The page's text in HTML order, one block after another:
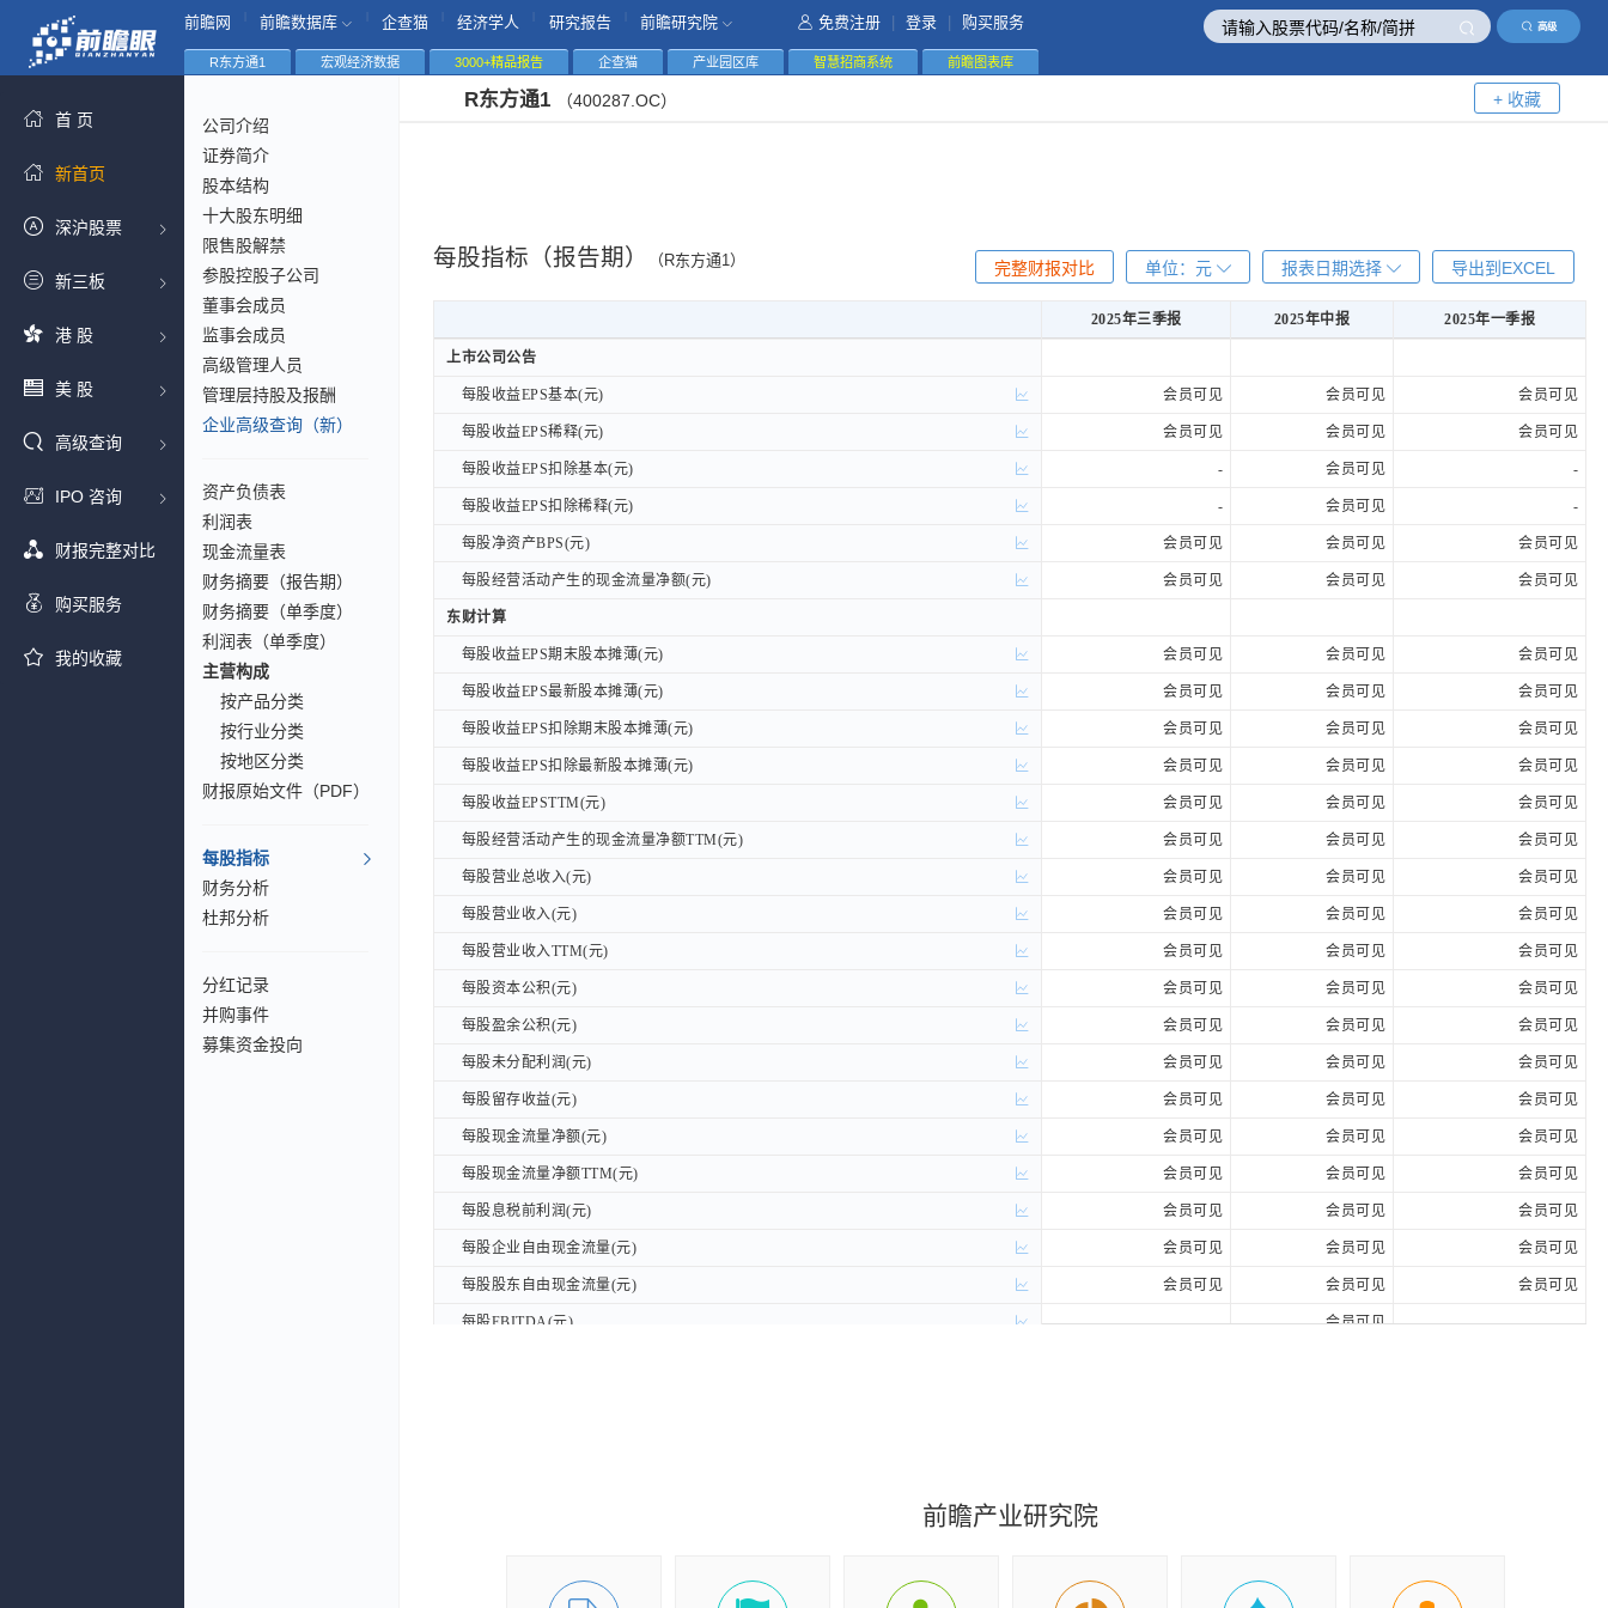
高级
前瞻网 前瞻数据库 企查猫 经济学人 研究报告 前瞻研究院 免费注册 登录 购买服务
首 页
新首页
深沪股票
新三板
港 股
美 股
高级查询
IPO 咨询
财报完整对比
购买服务
我的收藏
R东方通1 宏观经济数据 3000+精品报告 企查猫 产业园区库 智慧招商系统 前瞻图表库
公司介绍
证券简介
股本结构
十大股东明细
限售股解禁
参股控股子公司
董事会成员
监事会成员
高级管理人员
管理层持股及报酬
企业高级查询（新）
资产负债表
利润表
现金流量表
财务摘要（报告期）
财务摘要（单季度）
利润表（单季度）
主营构成
按产品分类
按行业分类
按地区分类
财报原始文件（PDF）
每股指标
财务分析
杜邦分析
分红记录
并购事件
募集资金投向
R东方通1 （400287.OC） + 收藏
每股指标（报告期） （R东方通1） 导出到EXCEL
报表日期选择
单位： 元
完整财报对比
2025年三季报 2025年中报
2025年一季报
上市公司公告
每股收益EPS基本(元) 会员可见 会员可见 会员可见
每股收益EPS稀释(元) 会员可见 会员可见 会员可见
每股收益EPS扣除基本(元) - 会员可见 -
每股收益EPS扣除稀释(元) - 会员可见 -
每股净资产BPS(元) 会员可见 会员可见 会员可见
每股经营活动产生的现金流量净额(元) 会员可见 会员可见 会员可见
东财计算
每股收益EPS期末股本摊薄(元) 会员可见 会员可见 会员可见
每股收益EPS最新股本摊薄(元) 会员可见 会员可见 会员可见
每股收益EPS扣除期末股本摊薄(元) 会员可见 会员可见 会员可见
每股收益EPS扣除最新股本摊薄(元) 会员可见 会员可见 会员可见
每股收益EPSTTM(元) 会员可见 会员可见 会员可见
每股经营活动产生的现金流量净额TTM(元) 会员可见 会员可见 会员可见
每股营业总收入(元) 会员可见 会员可见 会员可见
每股营业收入(元) 会员可见 会员可见 会员可见
每股营业收入TTM(元) 会员可见 会员可见 会员可见
每股资本公积(元) 会员可见 会员可见 会员可见
每股盈余公积(元) 会员可见 会员可见 会员可见
每股未分配利润(元) 会员可见 会员可见 会员可见
每股留存收益(元) 会员可见 会员可见 会员可见
每股现金流量净额(元) 会员可见 会员可见 会员可见
每股现金流量净额TTM(元) 会员可见 会员可见 会员可见
每股息税前利润(元) 会员可见 会员可见 会员可见
每股企业自由现金流量(元) 会员可见 会员可见 会员可见
每股股东自由现金流量(元) 会员可见 会员可见 会员可见
每股EBITDA(元) - 会员可见 -
上市公司公告
每股收益EPS基本(元)
每股收益EPS稀释(元)
每股收益EPS扣除基本(元)
每股收益EPS扣除稀释(元)
每股净资产BPS(元)
每股经营活动产生的现金流量净额(元)
东财计算
每股收益EPS期末股本摊薄(元)
每股收益EPS最新股本摊薄(元)
每股收益EPS扣除期末股本摊薄(元)
每股收益EPS扣除最新股本摊薄(元)
每股收益EPSTTM(元)
每股经营活动产生的现金流量净额TTM(元)
每股营业总收入(元)
每股营业收入(元)
每股营业收入TTM(元)
每股资本公积(元)
每股盈余公积(元)
每股未分配利润(元)
每股留存收益(元)
每股现金流量净额(元)
每股现金流量净额TTM(元)
每股息税前利润(元)
每股企业自由现金流量(元)
每股股东自由现金流量(元)
每股EBITDA(元)
前瞻产业研究院